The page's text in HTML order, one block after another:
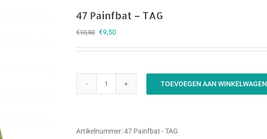
47 Painfbat – TAG
€10,50 Oorspronkelijke
was:
€9,50
is:
47
aantal
TOEVOEGEN AAN WINKELWAGEN
Artikelnummer:47 Painfbat - TAG